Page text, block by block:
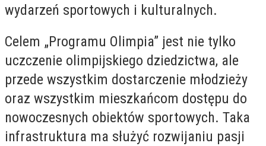
wydarzeń sportowych i kulturalnych.
Celem „Programu Olimpia” jest nie tylko
uczczenie olimpijskiego dziedzictwa, ale
przede wszystkim dostarczenie młodzieży
oraz wszystkim mieszkańcom dostępu do
nowoczesnych obiektów sportowych. Taka
infrastruktura ma służyć rozwijaniu pasji